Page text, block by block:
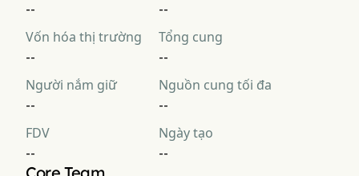
-- --
Vốn hóa thị trường
--
Tổng cung
--
Người nắm giữ
--
Nguồn cung tối đa
--
FDV
--
Ngày tạo
--